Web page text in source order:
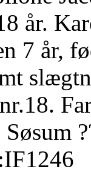
år.
7 år,